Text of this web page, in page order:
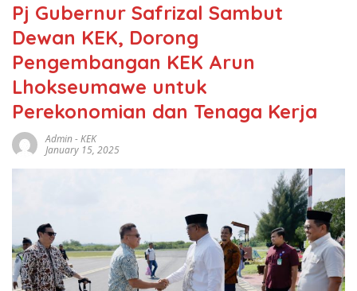
Pj Gubernur Safrizal Sambut
Dewan KEK, Dorong
Pengembangan KEK Arun
Lhokseumawe untuk
Perekonomian dan Tenaga Kerja
Admin-KEK
January 15, 2025